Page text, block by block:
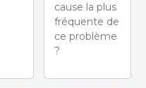
cause la plus
fréquente de
ce problème
?